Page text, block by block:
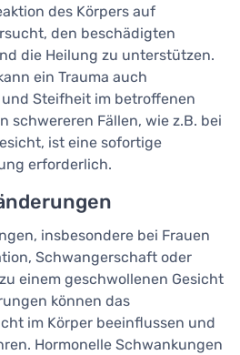
des Körpers auf
den beschädigten
die Heilung zu unterstützen.
ein Trauma auch
Steifheit im betroffenen
schwereren Fällen, wie z.B. bei
ist eine sofortige
erforderlich.
insbesondere bei Frauen
Schwangerschaft oder
einem geschwollenen Gesicht
können das
im Körper beeinflussen und
Hormonelle Schwankungen